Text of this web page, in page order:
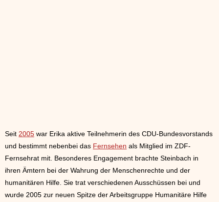
Seit 2005 war Erika aktive Teilnehmerin des CDU-Bundesvorstands
und bestimmt nebenbei das Fernsehen als Mitglied im ZDF-
Fernsehrat mit. Besonderes Engagement brachte Steinbach in
ihren Ämtern bei der Wahrung der Menschenrechte und der
humanitären Hilfe. Sie trat verschiedenen Ausschüssen bei und
wurde 2005 zur neuen Spitze der Arbeitsgruppe Humanitäre Hilfe